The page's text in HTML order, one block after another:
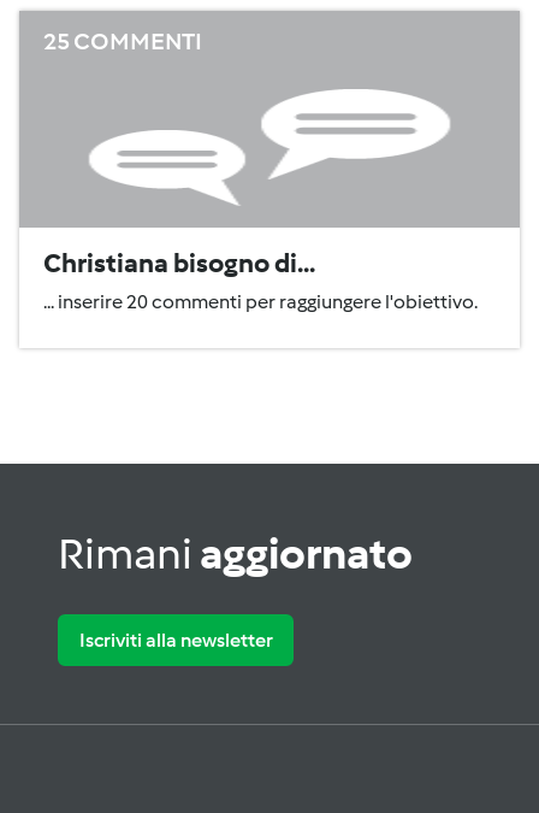
25 COMMENTI
Christiana bisogno di...
... inserire 20 commenti per raggiungere l'obiettivo.
Rimani aggiornato
Iscriviti alla newsletter